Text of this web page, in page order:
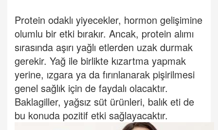
Protein odaklı yiyecekler, hormon gelişimine
olumlu bir etki bırakır. Ancak, protein alımı
sırasında aşırı yağlı etlerden uzak durmak
gerekir. Yağ ile birlikte kızartma yapmak
yerine, ızgara ya da fırınlanarak pişirilmesi
genel sağlık için de faydalı olacaktır.
Baklagiller, yağsız süt ürünleri, balık eti de
bu konuda pozitif etki sağlayacaktır.